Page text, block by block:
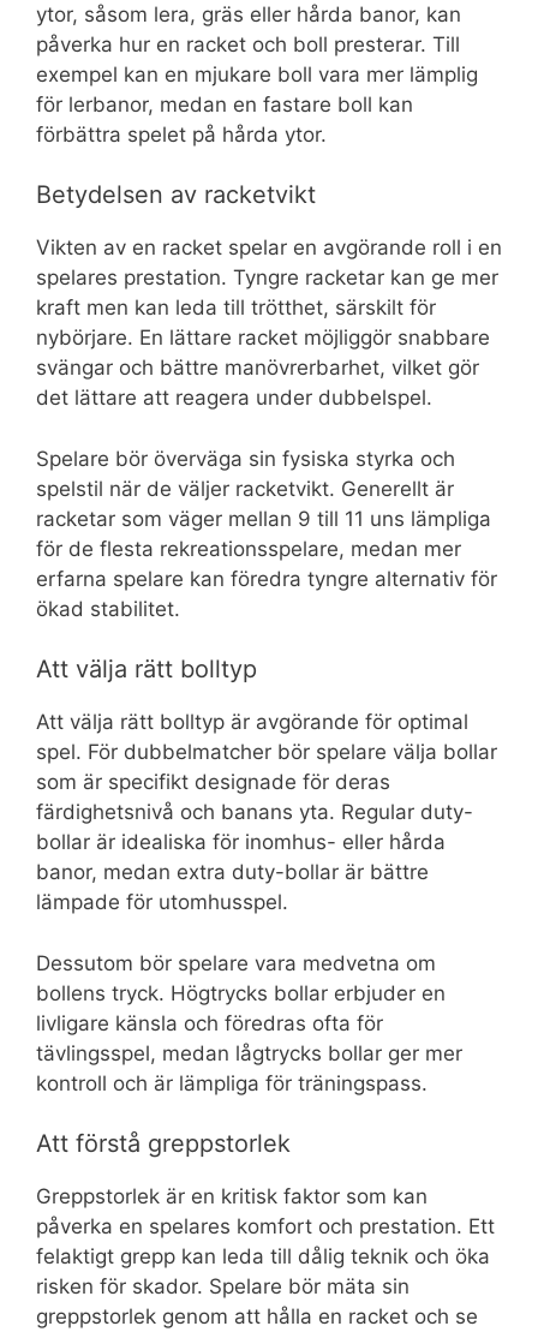
ytor, såsom lera, gräs eller hårda banor, kan
påverka hur en racket och boll presterar. Till
exempel kan en mjukare boll vara mer lämplig
för lerbanor, medan en fastare boll kan
förbättra spelet på hårda ytor.
Betydelsen av racketvikt
Vikten av en racket spelar en avgörande roll i en
spelares prestation. Tyngre racketar kan ge mer
kraft men kan leda till trötthet, särskilt för
nybörjare. En lättare racket möjliggör snabbare
svängar och bättre manövrerbarhet, vilket gör
det lättare att reagera under dubbelspel.
Spelare bör överväga sin fysiska styrka och
spelstil när de väljer racketvikt. Generellt är
racketar som väger mellan 9 till 11 uns lämpliga
för de flesta rekreationsspelare, medan mer
erfarna spelare kan föredra tyngre alternativ för
ökad stabilitet.
Att välja rätt bolltyp
Att välja rätt bolltyp är avgörande för optimal
spel. För dubbelmatcher bör spelare välja bollar
som är specifikt designade för deras
färdighetsnivå och banans yta. Regular duty-
bollar är idealiska för inomhus- eller hårda
banor, medan extra duty-bollar är bättre
lämpade för utomhusspel.
Dessutom bör spelare vara medvetna om
bollens tryck. Högtrycks bollar erbjuder en
livligare känsla och föredras ofta för
tävlingsspel, medan lågtrycks bollar ger mer
kontroll och är lämpliga för träningspass.
Att förstå greppstorlek
Greppstorlek är en kritisk faktor som kan
påverka en spelares komfort och prestation. Ett
felaktigt grepp kan leda till dålig teknik och öka
risken för skador. Spelare bör mäta sin
greppstorlek genom att hålla en racket och se